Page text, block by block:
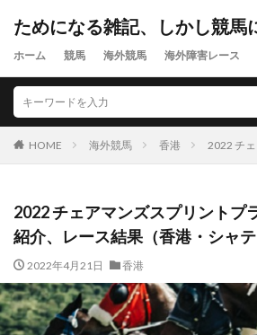
ためになる雑記、しかし競馬
ホーム 競馬 海外競馬 海外障害レース
HOME 海外競馬 香港 2022 チ
2022 チェアマンズスプリントプ
紹介、レース結果（香港・シャテ
2022年4月21日 香港